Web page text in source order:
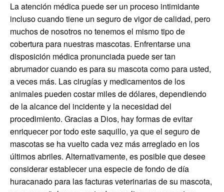
La atención médica puede ser un proceso intimidante
incluso cuando tiene un seguro de vigor de calidad, pero
muchos de nosotros no tenemos el mismo tipo de
cobertura para nuestras mascotas. Enfrentarse una
disposición médica pronunciada puede ser tan
abrumador cuando es para su mascota como para usted,
a veces más. Las cirugías y medicamentos de los
animales pueden costar miles de dólares, dependiendo
de la alcance del incidente y la necesidad del
procedimiento. Gracias a Dios, hay formas de evitar
enriquecer por todo este saquillo, ya que el seguro de
mascotas se ha vuelto cada vez más arreglado en los
últimos abriles. Alternativamente, es posible que desee
considerar establecer una especie de fondo de día
huracanado para las facturas veterinarias de su mascota,